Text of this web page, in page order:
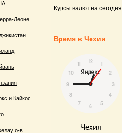
Леоне
и Кайкос
о-в
Курсы валют на сегодня
Время в Чехии